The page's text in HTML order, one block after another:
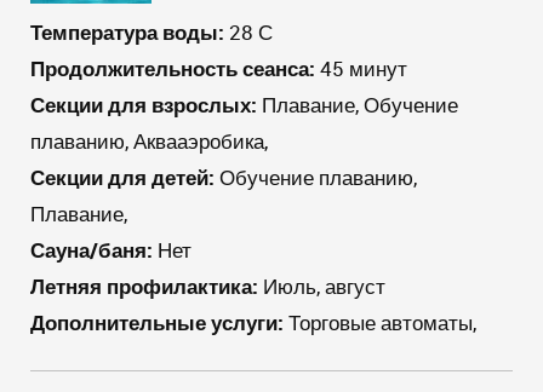
Температура воды: 28 С
Продолжительность сеанса: 45 минут
Секции для взрослых: Плавание, Обучение
плаванию, Аквааэробика,
Секции для детей: Обучение плаванию,
Плавание,
Сауна/баня: Нет
Летняя профилактика: Июль, август
Дополнительные услуги: Торговые автоматы,